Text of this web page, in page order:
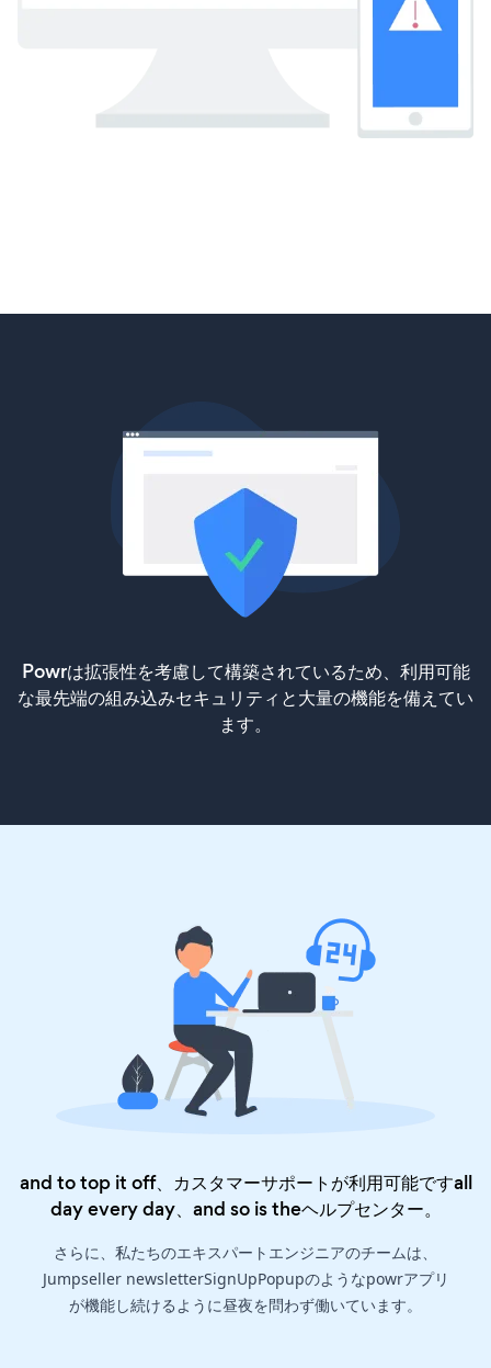
Powrは拡張性を考慮して構築されているため、利用可能
な最先端の組み込みセキュリティと大量の機能を備えてい
ます。
and to top it off、カスタマーサポートが利用可能ですall
day every day、and so is theヘルプセンター。
さらに、私たちのエキスパートエンジニアのチームは、
Jumpseller newsletterSignUpPopupのようなpowrアプリ
が機能し続けるように昼夜を問わず働いています。